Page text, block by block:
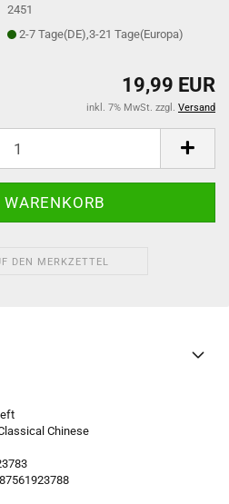
2451
2-7 Tage(DE),3-21 Tage(Europa)
19,99 EUR
inkl. 7% MwSt. zzgl. Versand
DEN MERKZETTEL
Chinese